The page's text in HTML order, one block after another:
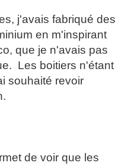
j'avais fabriqué des
en m'inspirant
que je n'avais pas
Les boitiers n'étant
souhaité revoir
de voir que les